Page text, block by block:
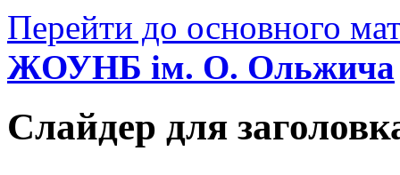
Перейти до основного
ЖОУНБ ім. О. Ольжича
Слайдер для